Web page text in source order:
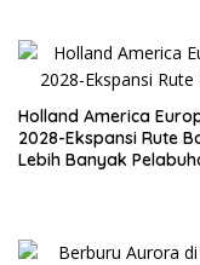
Holland America
2028-Ekspansi Rute
Lebih Banyak